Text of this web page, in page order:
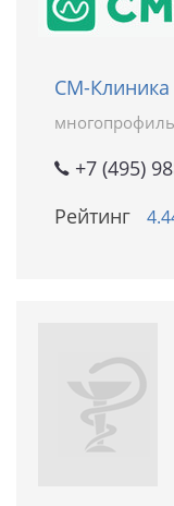
СМ-Клиника
+7 (495)
Рейтинг